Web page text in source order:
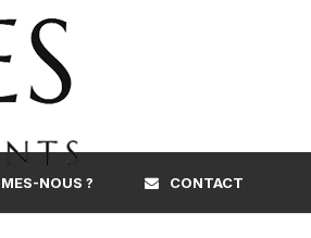
NOUS ? CONTACT